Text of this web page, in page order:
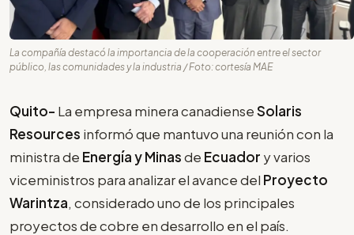
La compañía destacó la importancia de la cooperación entre el sector
público, las comunidades y la industria / Foto: cortesía MAE
Quito- La empresa minera canadienseSolaris
Resources informó que mantuvo una reunión con la
ministra de Energía y Minasde Ecuador y varios
viceministros para analizar el avance del Proyecto
Warintza, considerado uno de los principales
proyectos de cobre en desarrollo en el país.